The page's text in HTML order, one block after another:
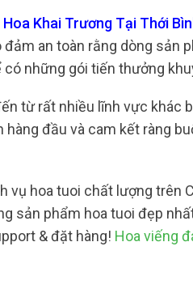
Khai Trương Tại Thới
an toàn rằng dòng sản
những gói tiến thưởng
từ rất nhiều lĩnh vực khác
hàng đầu và cam kết ràng
vụ hoa tuoi chất lượng trên
sản phẩm hoa tuoi đẹp
& đặt hàng! Hoa viếng